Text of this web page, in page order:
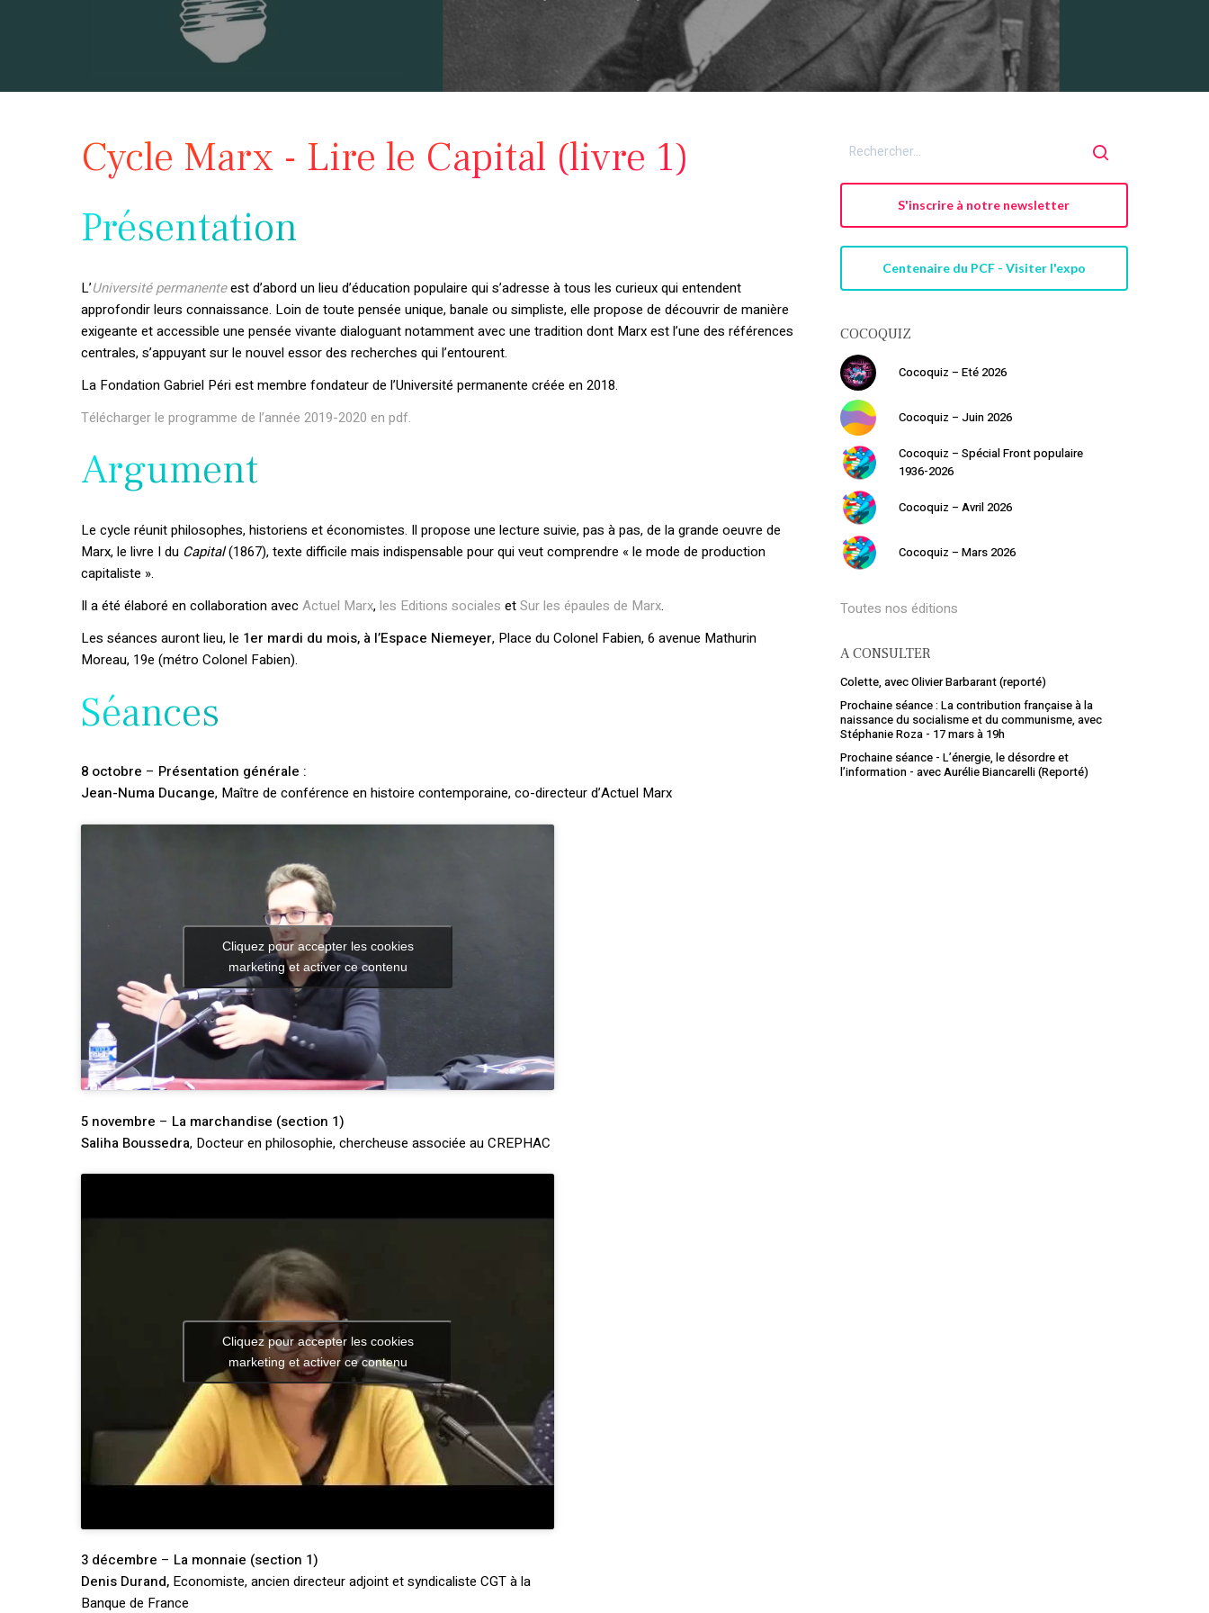
Cycle Marx - Lire le Capital (livre 1)
Présentation
L’Université permanenteest d’abord un lieu d’éducation populaire qui s’adresse à tous les curieux qui entendent
approfondir leurs connaissance. Loin de toute pensée unique, banale ou simpliste, elle propose de découvrir de manière
exigeante et accessible une pensée vivante dialoguant notamment avec une tradition dont Marx est l’une des références
centrales, s’appuyant sur le nouvel essor des recherches qui l’entourent.
La Fondation Gabriel Péri est membre fondateur de l’Université permanente créée en 2018.
Télécharger le programme de l’année 2019-2020 en pdf.
Argument
Le cycle réunit philosophes, historiens et économistes. Il propose une lecture suivie, pas à pas, de la grande oeuvre de
Marx, le livre I du Capital(1867), texte difficile mais indispensable pour qui veut comprendre « le mode de production
capitaliste ».
Il a été élaboré en collaboration avecActuel Marx,les Editions sociales etSur les épaules de Marx.
Les séances auront lieu, le 1er mardi du mois, à l’Espace Niemeyer, Place du Colonel Fabien, 6 avenue Mathurin
Moreau, 19e (métro Colonel Fabien).
Séances
8 octobre – Présentation générale :
Jean-Numa Ducange, Maître de conférence en histoire contemporaine, co-directeur d’Actuel Marx
Cliquez pour accepter les cookies
marketing et activer ce contenu
5 novembre – La marchandise (section 1)
Saliha Boussedra, Docteur en philosophie, chercheuse associée au CREPHAC
Cliquez pour accepter les cookies
marketing et activer ce contenu
3 décembre – La monnaie (section 1)
Denis Durand, Economiste, ancien directeur adjoint et syndicaliste CGT à la
Banque de France
S'inscrire à notre newsletter
Centenaire du PCF - Visiter l'expo
COCOQUIZ
Cocoquiz – Eté 2026
Cocoquiz – Juin 2026
Cocoquiz – Spécial Front populaire
1936-2026
Cocoquiz – Avril 2026
Cocoquiz – Mars 2026
Toutes nos éditions
A CONSULTER
Colette, avec Olivier Barbarant (reporté)
Prochaine séance : La contribution française à la
naissance du socialisme et du communisme, avec
Stéphanie Roza - 17 mars à 19h
Prochaine séance - L’énergie, le désordre et
l’information - avec Aurélie Biancarelli (Reporté)